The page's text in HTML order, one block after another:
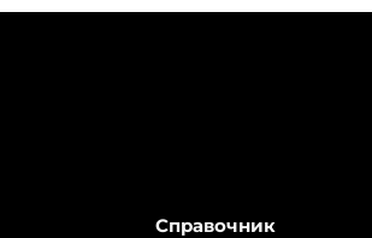
Справочник